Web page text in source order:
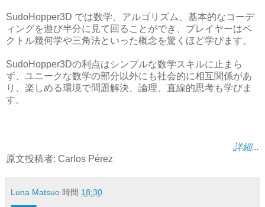
SudoHopper3D では数学、アルゴリズム、基本的なコーデ
ィングを遊び半分に見て回ることができ、 プレイヤーはベ
クトル幾何学や三角法といった概念を驚くほど学びます。
SudoHopper3Dの利点はシンプルな数学スキルに止まら
ず、 ユニークな数学の部分以外にも社会的に相互関係があ
り、楽しめる環境で問題解決、論理、直線的思考も学びま
す。
詳細...
原文投稿者: Carlos Pérez
Luna Matsuo 時間 18:30